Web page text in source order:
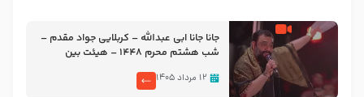
جانا جانا ابی عبدالله – کربلایی جواد مقدم –
شب هشتم محرم 1448 – هیئت بین
۱۲ مرداد ۱۴۰۵